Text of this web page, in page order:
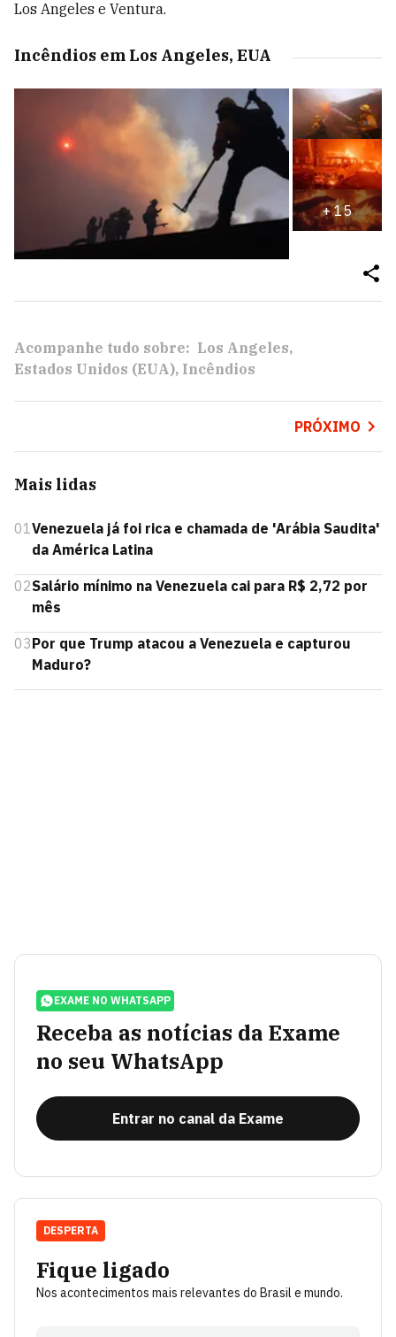
Los Angeles e Ventura.
Incêndios em Los Angeles, EUA
+15
Acompanhe tudo sobre: Los Angeles
Estados Unidos (EUA) Incêndios
PRÓXIMO
Mais lidas
01Venezuela já foi rica e chamada de 'Arábia Saudita'
da América Latina
02Salário mínimo na Venezuela cai para R$ 2,72 por
mês
03Por que Trump atacou a Venezuela e capturou
Maduro?
EXAME NO WHATSAPP
Receba as notícias da Exame
no seu WhatsApp
Entrar no canal da Exame
Fique ligado
Nos acontecimentos mais relevantes do Brasil e mundo.
DESPERTA